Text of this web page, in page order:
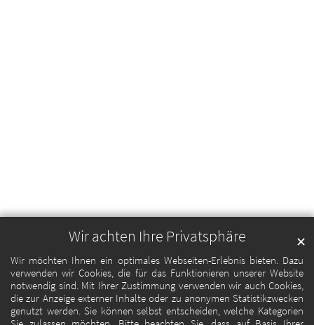
Wir achten Ihre Privatsphäre
Wir möchten Ihnen ein optimales Webseiten-Erlebnis bieten. Dazu
verwenden wir Cookies, die für das Funktionieren unserer Website
notwendig sind. Mit Ihrer Zustimmung verwenden wir auch Cookies,
die zur Anzeige externer Inhalte oder zu anonymen Statistikzwecken
genutzt werden. Sie können selbst entscheiden, welche Kategorien
✕